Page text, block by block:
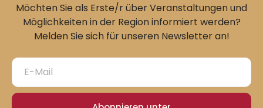
Möchten Sie als Erste/r über Veranstaltungen und
Möglichkeiten in der Region informiert werden?
Melden Sie sich für unseren Newsletter an!